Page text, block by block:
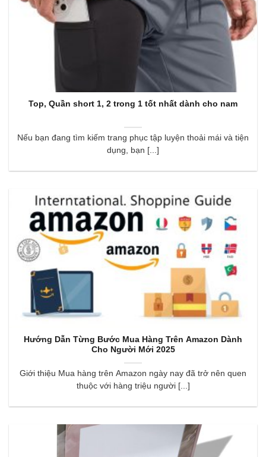
Top, Quần short 1, 2 trong 1 tốt nhất dành cho nam
Nếu bạn đang tìm kiếm trang phục tập luyện thoải mái và tiện
dụng, bạn [...]
Hướng Dẫn Từng Bước Mua Hàng Trên Amazon Dành
Cho Người Mới 2025
Giới thiệu Mua hàng trên Amazon ngày nay đã trở nên quen
thuộc với hàng triệu người [...]